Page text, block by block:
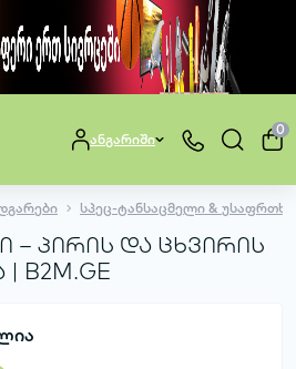
ანგარიში
0
სპეც-ტანსაცმელი &
– პირის და ცხვირის
B2M.GE